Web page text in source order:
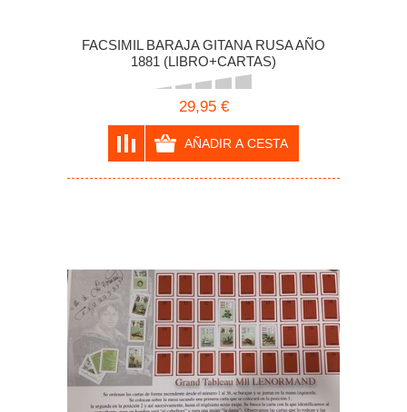
FACSIMIL BARAJA GITANA RUSA AÑO
1881 (LIBRO+CARTAS)
29,95 €